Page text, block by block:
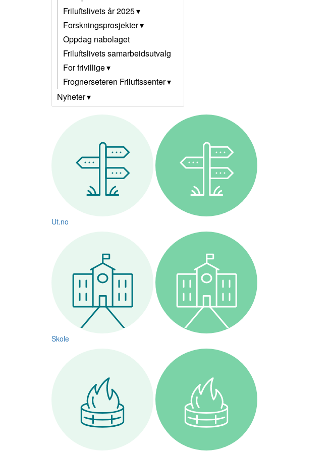
Friluftslivets år 2025
Forskningsprosjekter
Oppdag nabolaget
Friluftslivets samarbeidsutvalg
For frivillige
Frognerseteren Friluftssenter
Nyheter
Ut.no
Skole